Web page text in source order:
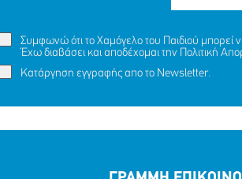
Συμφωνώ ότι το Χαμόγελο του Παιδιού μπορεί
Έχω διαβάσει και αποδέχομαι την Πολιτική
Κατάργηση εγγραφής απο το Newsletter.